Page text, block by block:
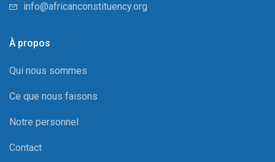
info@africanconstituency.org
À propos
Qui nous sommes
Ce que nous faisons
Notre personnel
Contact